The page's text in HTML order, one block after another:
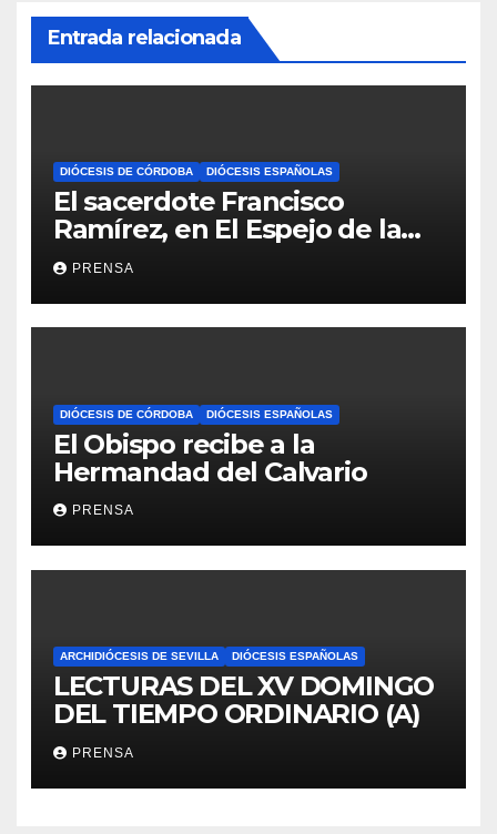
Entrada relacionada
DIÓCESIS DE CÓRDOBA DIÓCESIS ESPAÑOLAS
El sacerdote Francisco
Ramírez, en El Espejo de la
Iglesia
PRENSA
DIÓCESIS DE CÓRDOBA DIÓCESIS ESPAÑOLAS
El Obispo recibe a la
Hermandad del Calvario
PRENSA
ARCHIDIÓCESIS DE SEVILLA DIÓCESIS ESPAÑOLAS
LECTURAS DEL XV DOMINGO
DEL TIEMPO ORDINARIO (A)
PRENSA